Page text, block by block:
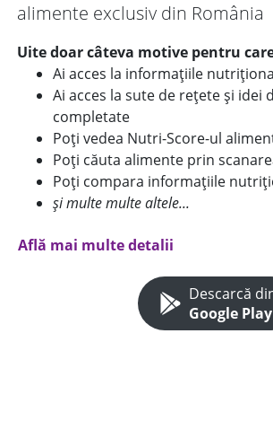
alimente exclusiv din România
Uite doar câteva motive pentru
Ai acces la informațiile
Ai acces la sute de rețete și
completate
Poți vedea Nutri-Score-ul
Poți căuta alimente prin
Poți compara informațiile
și multe multe altele...
Află mai multe detalii
Descarcă
Google Play